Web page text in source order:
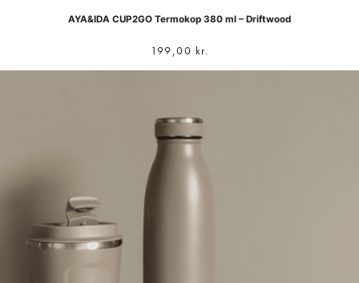
AYA&IDA CUP2GO Termokop 380 ml – Driftwood
199,00 kr.